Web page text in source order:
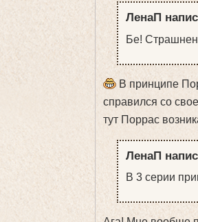
ЛенаП
Бе!
В принципе
справился со
тут Поррас
ЛенаП
В 3 серии